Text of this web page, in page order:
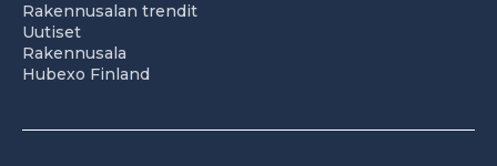
Rakennusalan trendit
Uutiset
Rakennusala
Hubexo Finland